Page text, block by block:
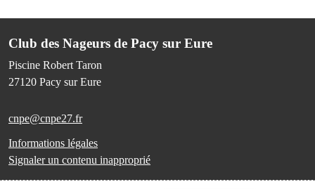
Club des Nageurs de Pacy sur Eure
Piscine Robert Taron
27120 Pacy sur Eure
cnpe@cnpe27.fr
Informations légales
Signaler un contenu inapproprié